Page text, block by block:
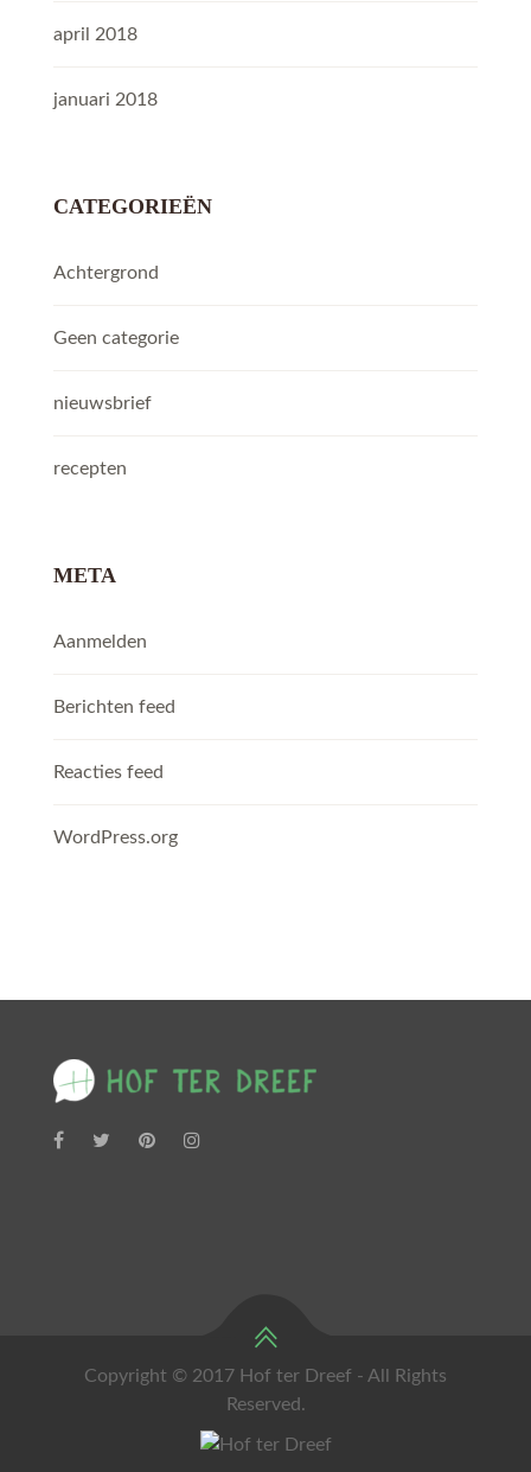
april 2018
januari 2018
CATEGORIEËN
Achtergrond
Geen categorie
nieuwsbrief
recepten
META
Aanmelden
Berichten feed
Reacties feed
WordPress.org
Copyright © 2017 Hof ter Dreef - All Rights
Reserved.